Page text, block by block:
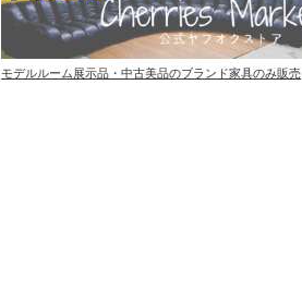
モデルルーム展示品・中古美品のブランド家具のみ販売